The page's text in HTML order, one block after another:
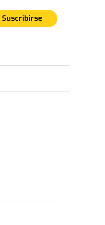
Suscribirse